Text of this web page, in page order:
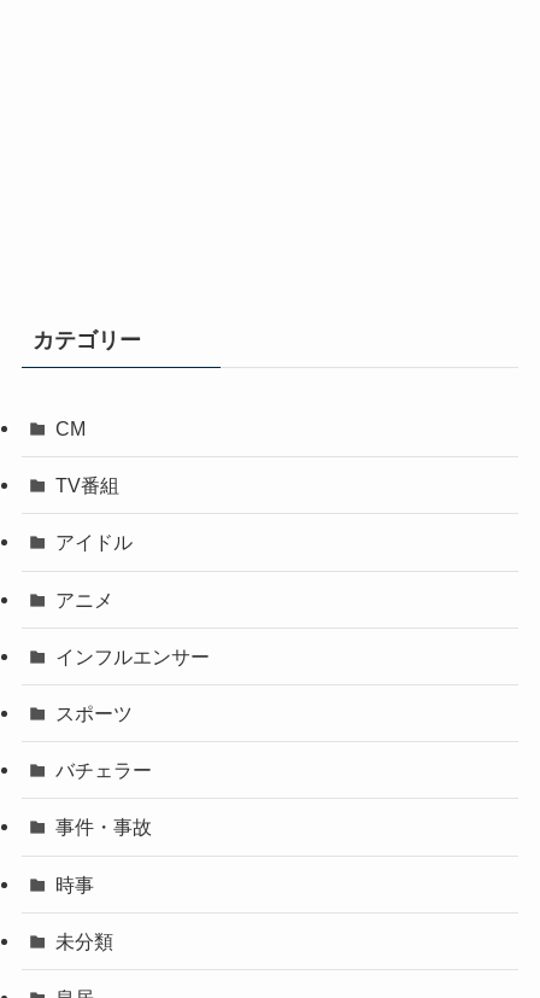
カテゴリー
CM
TV番組
アイドル
アニメ
インフルエンサー
スポーツ
バチェラー
事件・事故
時事
未分類